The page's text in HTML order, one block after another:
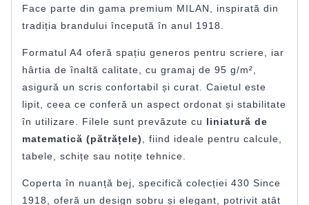
Face parte din gama premium MILAN, inspirată din
tradiția brandului începută în anul 1918.
Formatul A4 oferă spațiu generos pentru scriere, iar
hârtia de înaltă calitate, cu gramaj de 95 g/m²,
asigură un scris confortabil și curat. Caietul este
lipit, ceea ce conferă un aspect ordonat și stabilitate
în utilizare. Filele sunt prevăzute cu liniatură de
matematică (pătrățele), fiind ideale pentru calcule,
tabele, schițe sau notițe tehnice.
Coperta în nuanță bej, specifică colecției 430 Since
1918, oferă un design sobru și elegant, potrivit atât